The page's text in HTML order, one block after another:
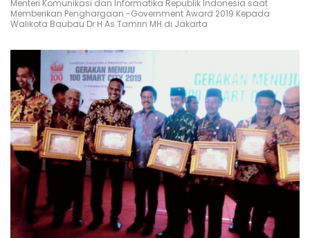
Menteri Komunikasi dan Informatika Republik Indonesia saat
Memberikan Penghargaan -Government Award 2019 Kepada
Walikota Baubau Dr H As Tamrin MH di Jakarta